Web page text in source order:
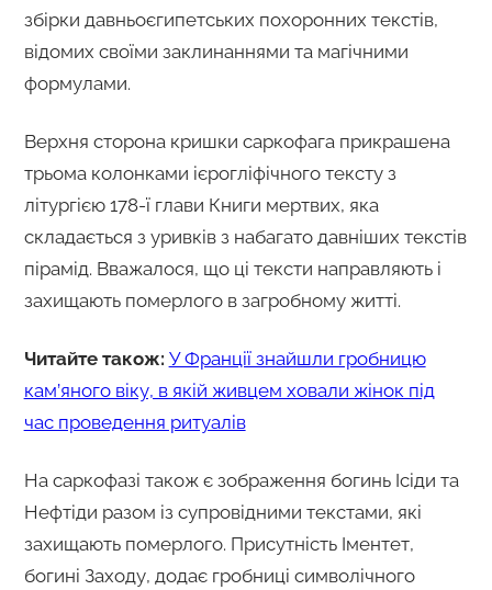
збірки давньоєгипетських похоронних текстів,
відомих своїми заклинаннями та магічними
формулами.
Верхня сторона кришки саркофага прикрашена
трьома колонками ієрогліфічного тексту з
літургією 178-ї глави Книги мертвих, яка
складається з уривків з набагато давніших текстів
пірамід. Вважалося, що ці тексти направляють і
захищають померлого в загробному житті.
Читайте також: У Франції знайшли гробницю
кам’яного віку, в якій живцем ховали жінок під
час проведення ритуалів
На саркофазі також є зображення богинь Ісіди та
Нефтіди разом із супровідними текстами, які
захищають померлого. Присутність Іментет,
богині Заходу, додає гробниці символічного